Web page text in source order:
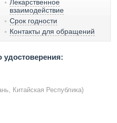
Лекарственное
взаимодействие
Срок годности
Контакты для обращений
удостоверения:
Китайская Республика)